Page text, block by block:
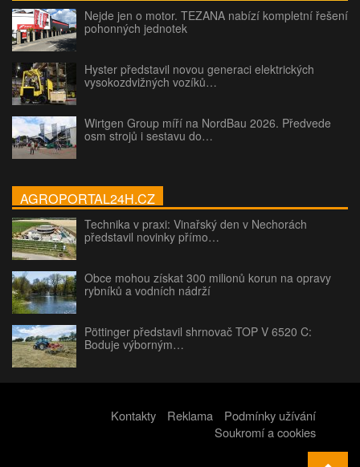
Nejde jen o motor. TEZANA nabízí kompletní řešení
pohonných jednotek
Hyster představil novou generaci elektrických
vysokozdvižných vozíků…
Wirtgen Group míří na NordBau 2026. Předvede
osm strojů i sestavu do…
AGROPORTAL24H.CZ
Technika v praxi: Vinařský den v Nechorách
představil novinky přímo…
Obce mohou získat 300 milionů korun na opravy
rybníků a vodních nádrží
Pöttinger představil shrnovač TOP V 6520 C:
Boduje výborným…
Kontakty Reklama
Podmínky užívání
Soukromí a cookies